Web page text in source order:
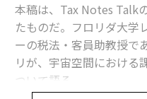
本稿は、Tax Notes Talk
たものだ。フロリダ大学
ーの税法・客員助教授で
リが、宇宙空間における
ついて語る。